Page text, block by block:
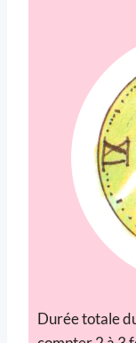
Durée totale